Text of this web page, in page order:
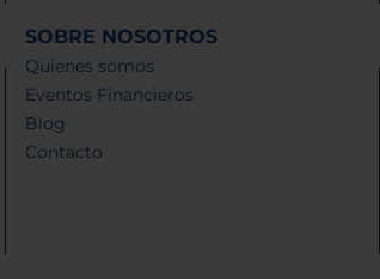
SOBRE NOSOTROS
Quienes somos
Eventos Financieros
Blog
Contacto